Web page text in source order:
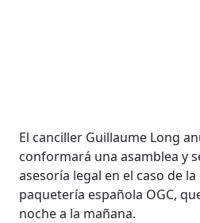
El canciller Guillaume Long
conformará una asamblea y
asesoría legal en el caso de
paquetería española OGC,
noche a la mañana.